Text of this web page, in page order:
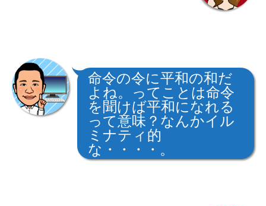
命令の令に平和の和だ
よね。ってことは命令
を聞けば平和になれる
って意味？なんかイル
ミナティ的
な・・・・。